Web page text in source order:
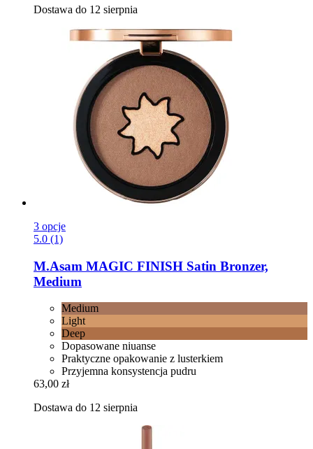
Dostawa do 12 sierpnia
3 opcje
5.0 (1)
M.Asam MAGIC FINISH Satin Bronzer,
Medium
Medium
Light
Deep
Dopasowane niuanse
Praktyczne opakowanie z lusterkiem
Przyjemna konsystencja pudru
63,00 zł
Dostawa do 12 sierpnia